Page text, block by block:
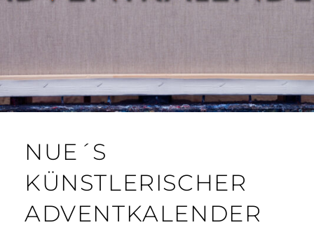
NUE´S
KÜNSTLERISCHER
ADVENTKALENDER